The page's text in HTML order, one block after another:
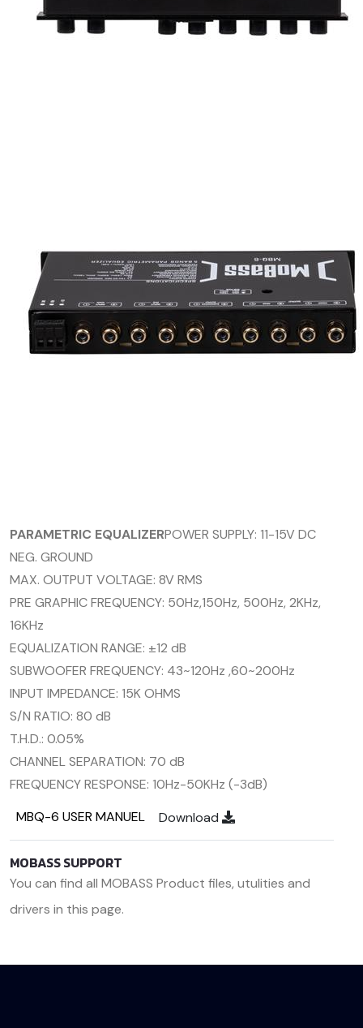
PARAMETRIC EQUALIZERPOWER SUPPLY: 11-15V DC
NEG. GROUND
MAX. OUTPUT VOLTAGE: 8V RMS
PRE GRAPHIC FREQUENCY: 50Hz,150Hz, 500Hz, 2KHz,
16KHz
EQUALIZATION RANGE: ±12 dB
SUBWOOFER FREQUENCY: 43~120Hz ,60~200Hz
INPUT IMPEDANCE: 15K OHMS
S/N RATIO: 80 dB
T.H.D.: 0.05%
CHANNEL SEPARATION: 70 dB
FREQUENCY RESPONSE: 10Hz-50KHz (-3dB)
MBQ-6 USER MANUEL
Download
MOBASS SUPPORT
You can find all MOBASS Product files, utulities and
drivers in this page.